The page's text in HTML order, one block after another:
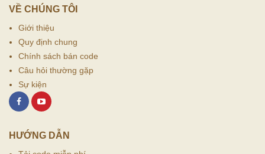
VỀ CHÚNG TÔI
Giới thiệu
Quy định chung
Chính sách bán code
Câu hỏi thường gặp
Sự kiện
HƯỚNG DẪN